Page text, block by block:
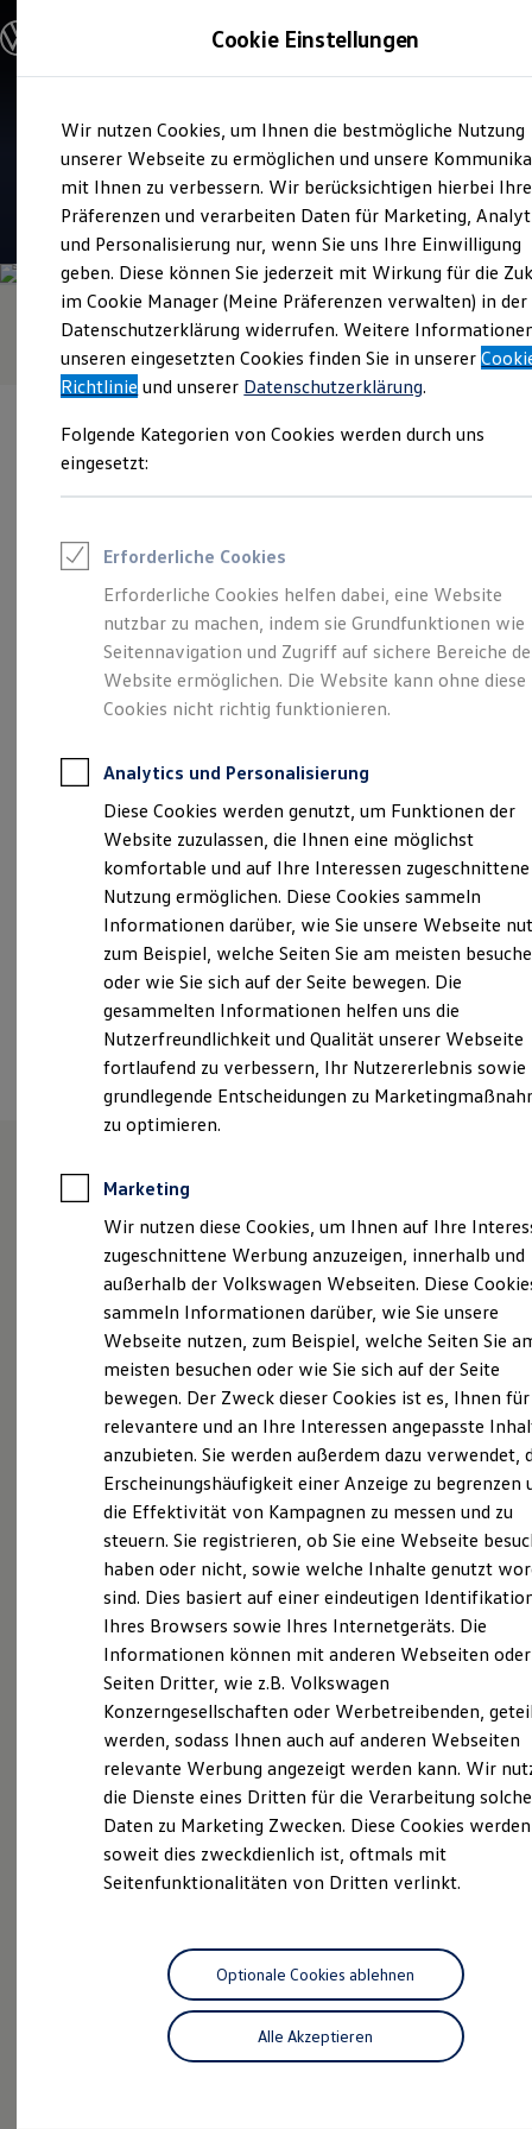
Hauptinhalt
springen
Footer
springen
Modelle & Konfigurator
Nutzfahrzeugkategorien entdecken
Modelle konfigurieren
Vorgängermodelle und Oldtimer
Vorgängermodelle
Oldtimer
Bulli Historie
Branchenlösungen & Gewerbekunden
Umbaulösungen und Hersteller finden
Auf- und Umbauten entdecken & konfigurieren
Groß- und Sonderkunden
Großkunden
Kommunen & Behörden
Journalisten
Sportvereine
Branchenlösungen
Gewerbliche Personenbeförderung
Service & mobile Werkstätten
Kühlfahrzeuge
ONE Business ID Vorteile
Fahrzeugsuche & Marktplatz
Fahrzeugsuche
Fahrzeuge online kaufen
Digitaler Marktplatz
Kauf & Finanzierung
Online-Fahrzeugbewertung
Aktionen & Angebote
Für Gewerbekunden
Profi Paket
TopDeal
Gebrauchtwagen
ProfiPartner für Gebrauchtwagen
Zertifizierte Gebrauchtwagen
Finanzierung
Für Privatkunden
Für Gewerbekunden
Leasing
Für Privatkunden
Für Gewerbekunden
Versicherungen & Garantien
Garantien
Kfz-Versicherung für Nutzfahrzeuge
Restschuldversicherung
Wartungsverträge
Besitzer & Service
Sommer-Special
Reparatur, Pflege & Inspektion
Servicetermin anfragen
Service-Vorteile bei Volkswagen Nutzfahrzeuge
Economy Service
Räder & Reifen Service
Ersatzfahrzeuge
Notdienst und Pannenhilfe
Software, Konnektivität & Apps
California App
VW Connect für Ihren ID. Buzz
VW Connect für Ihren Transporter/Caravelle
VW Connect für Ihren Amarok
VW Connect für andere Modelle
Connect Pro
Fleet Interface Data
Multistop Pathfinder
Übersicht Software Updates
Hilfreiches für Besitzer
Fahrerassistenz- und Sicherheitssysteme
Kontrollleuchten
Kurzfahrprofile und Ölverdünnung
Batterieverordnung
XTL-Dieselkraftstoff
Ersatzteile und Betriebsflüssigkeiten
Original Zubehör und Lifestyle Produkte
myVolkswagen Business
Elektrisch & Autonom
Elektro - & Hybridfahrzeuge
Klimafreundlicher Strom
Ladezeitensimulator
Ladelösungen für Privatkunden
Ladelösungen für Gewerbekunden
Wallbox und Ladekabel
Bidirektionales Laden
Förderung & Kosten der Elektrofahrzeuge
Verkauf und Service
Treffpunkt Thierolf
4.9| 128 Bewertungen
Hammerweg 29, 64720 Michelstadt
treffpunkt@thierolf.de
+49 6061 7090
Samstag
13:00
Ansprechpartner
Termin vereinbaren
Treffpunkt Thierolf - Das
Autohaus im Odenwald
Erfahren Sie hier, wer wir sind, wie Sie uns erreichen
können und welche Leistungen wir Ihnen bieten.
Lernen Sie unser Team kennen und lassen Sie sich
von unserem Routenplaner den Weg zu uns zeigen.
Wir freuen uns auf Ihren Besuch.
Das sind unsere Leistungen
NeuwagenNutzfahrzeuge
Neuwagen Caddy - Multivan -
California
ID.Buzz
Service
ServicePlus
ZertifizierteGebrauchtwagen
Probefahrt
Cookie Einstellungen
Wir nutzen Cookies, um Ihnen die bestmögliche Nutzung
unserer Webseite zu ermöglichen und unsere
mit Ihnen zu verbessern. Wir berücksichtigen hierbei Ihre
Präferenzen und verarbeiten Daten für Marketing,
und Personalisierung nur, wenn Sie uns Ihre Einwilligung
geben. Diese können Sie jederzeit mit Wirkung für die
im Cookie Manager (Meine Präferenzen verwalten) in der
Datenschutzerklärung widerrufen. Weitere
unseren eingesetzten Cookies finden Sie in unserer
Richtlinie und unserer Datenschutzerklärung.
Folgende Kategorien von Cookies werden durch uns
eingesetzt:
Erforderliche Cookies
Erforderliche Cookies helfen dabei, eine Website
nutzbar zu machen, indem sie Grundfunktionen wie
Seitennavigation und Zugriff auf sichere Bereiche
Website ermöglichen. Die Website kann ohne diese
Cookies nicht richtig funktionieren.
Analytics und Personalisierung
Diese Cookies werden genutzt, um Funktionen der
Website zuzulassen, die Ihnen eine möglichst
komfortable und auf Ihre Interessen zugeschnittene
Nutzung ermöglichen. Diese Cookies sammeln
Informationen darüber, wie Sie unsere Webseite
zum Beispiel, welche Seiten Sie am meisten
oder wie Sie sich auf der Seite bewegen. Die
gesammelten Informationen helfen uns die
Nutzerfreundlichkeit und Qualität unserer Webseite
fortlaufend zu verbessern, Ihr Nutzererlebnis sowie
grundlegende Entscheidungen zu
zu optimieren.
Marketing
Wir nutzen diese Cookies, um Ihnen auf Ihre
zugeschnittene Werbung anzuzeigen, innerhalb und
außerhalb der Volkswagen Webseiten. Diese
sammeln Informationen darüber, wie Sie unsere
Webseite nutzen, zum Beispiel, welche Seiten Sie
meisten besuchen oder wie Sie sich auf der Seite
bewegen. Der Zweck dieser Cookies ist es, Ihnen für
relevantere und an Ihre Interessen angepasste
anzubieten. Sie werden außerdem dazu verwendet,
Erscheinungshäufigkeit einer Anzeige zu begrenzen
die Effektivität von Kampagnen zu messen und zu
steuern. Sie registrieren, ob Sie eine Webseite
haben oder nicht, sowie welche Inhalte genutzt
sind. Dies basiert auf einer eindeutigen
Ihres Browsers sowie Ihres Internetgeräts. Die
Informationen können mit anderen Webseiten oder
Seiten Dritter, wie z.B. Volkswagen
Konzerngesellschaften oder Werbetreibenden,
werden, sodass Ihnen auch auf anderen Webseiten
relevante Werbung angezeigt werden kann. Wir
die Dienste eines Dritten für die Verarbeitung
Daten zu Marketing Zwecken. Diese Cookies
soweit dies zweckdienlich ist, oftmals mit
Seitenfunktionalitäten von Dritten verlinkt.
Alle Akzeptieren
Optionale Cookies ablehnen